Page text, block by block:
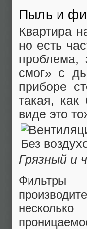
Пыль и
Квартира
но есть
проблема,
смог» с
приборе
такая, как
виде это
Грязный и